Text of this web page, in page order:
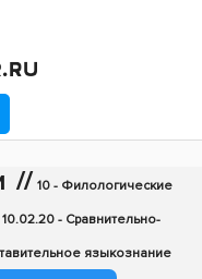
// 10 - Филологические
10.02.20 - Сравнительно-
языкознание